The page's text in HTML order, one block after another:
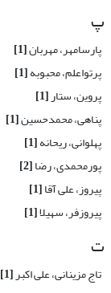
پ
پارسامهر، مهربان[1]
پرتواعلم، محبوبه[1]
پروین، ستار[1]
پناهی، محمدحسین[1]
پهلوانی، ریحانه[1]
پورمحمدی، رضا[2]
پیروز، علی آقا[1]
پیروزفر، سهیلا[1]
ت
تاج مزینانی، علی اکبر[1]